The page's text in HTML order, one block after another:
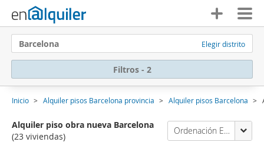
Barcelona Elegir distrito
Filtros - 2
Inicio Alquiler pisos Barcelona provincia Alquiler pisos Barcelona
Alquiler piso obra nueva Barcelona
(23 viviendas)
Ordenación Enalquiler